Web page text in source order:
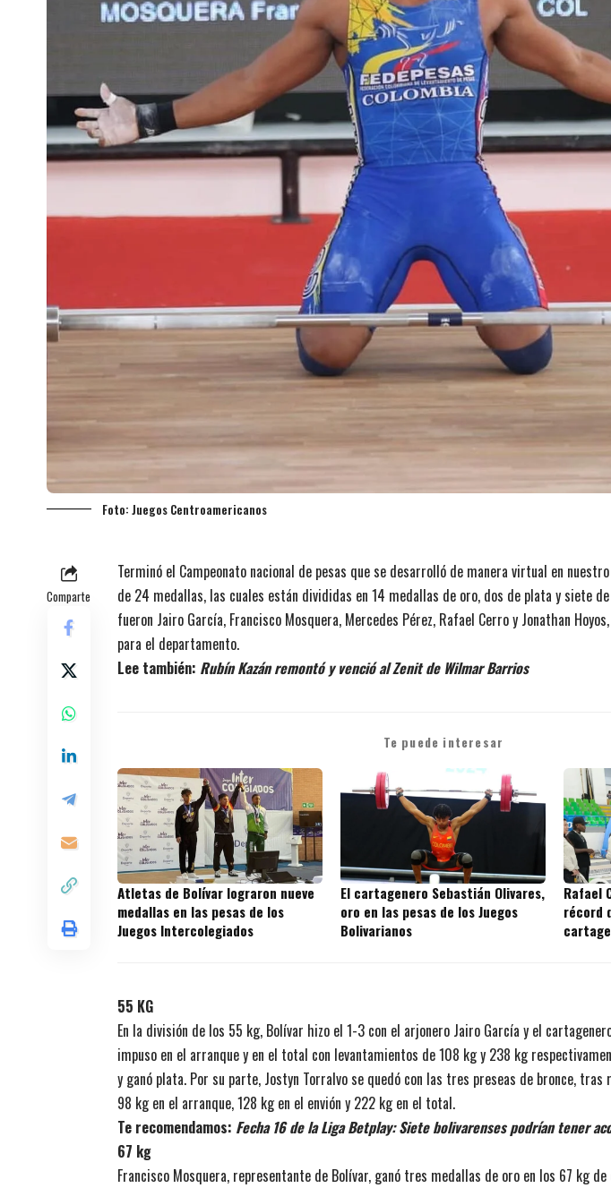
Foto: Juegos Centroamericanos
Comparte
Terminó el Campeonato nacional de pesas que se desarrolló de manera virtual en
de 24 medallas, las cuales están divididas en 14 medallas de oro, dos de plata y siete
fueron Jairo García, Francisco Mosquera, Mercedes Pérez, Rafael Cerro y Jonathan
para el departamento.
Lee también: Rubín Kazán remontó y venció al Zenit de Wilmar Barrios
Te puede interesar
Atletas de Bolívar lograron nueve
medallas en las pesas de los
Juegos Intercolegiados
El cartagenero Sebastián Olivares,
oro en las pesas de los Juegos
Bolivarianos
Rafael
récord
55 KG
En la división de los 55 kg, Bolívar hizo el 1-3 con el arjonero Jairo García y el
impuso en el arranque y en el total con levantamientos de 108 kg y 238 kg
y ganó plata. Por su parte, Jostyn Torralvo se quedó con las tres preseas de bronce,
98 kg en el arranque, 128 kg en el envión y 222 kg en el total.
Te recomendamos: Fecha 16 de la Liga Betplay: Siete bolivarenses podrían tener
67 kg
Francisco Mosquera, representante de Bolívar, ganó tres medallas de oro en los 67 kg